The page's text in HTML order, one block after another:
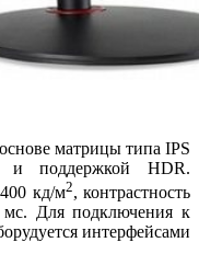
матрицы типа IPS
и поддержкой HDR.
кд/м2, контрастность
Для подключения к
интерфейсами